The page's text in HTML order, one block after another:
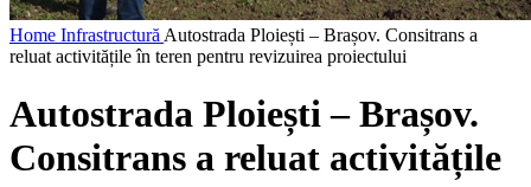
Home Infrastructură Autostrada Ploiești – Brașov. Consitrans a
reluat activitățile în teren pentru revizuirea proiectului
Autostrada Ploiești – Brașov.
Consitrans a reluat activitățile